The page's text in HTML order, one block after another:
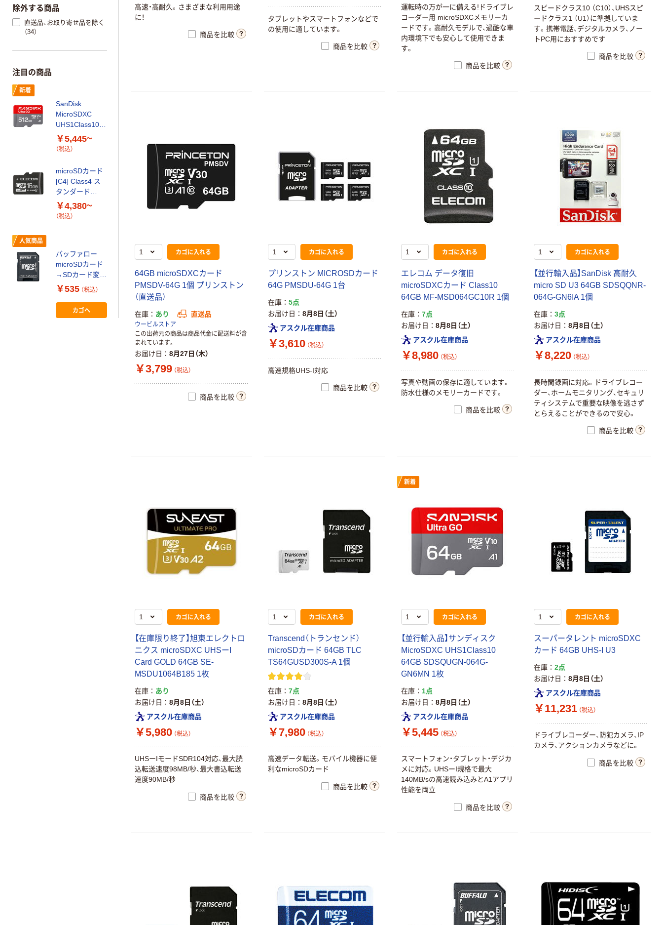
高速・高耐久。さまざまな利用用途
に！
商品を比較
タブレットやスマートフォンなどで
の使用に適しています。
商品を比較
運転時の万が一に備える!ドライブレ
コーダー用 microSDXCメモリーカ
ードです。高耐久モデルで、過酷な車
内環境下でも安心して使用できま
す。
商品を比較
スピードクラス10 （C10）、UHSスピ
ードクラス1 （U1）に準拠していま
す。携帯電話、デジタルカメラ、ノー
トPC用におすすめです
商品を比較
カゴに入れる
64GB microSDXCカード
PMSDV-64G 1個 プリンストン
（直送品）
在庫 あり 直送品
ウービルストア
この出荷元の商品は商品代金に配送料が含
まれています。
お届け日 8月27日（木）
￥3,799 （税込）
商品を比較
カゴに入れる
プリンストン MICROSDカード
64G PMSDU-64G 1台
在庫
5点
お届け日
8月8日（土）
アスクル在庫商品
￥3,610 （税込）
高速規格UHS-I対応
商品を比較
カゴに入れる
エレコム データ復旧
microSDXCカード Class10
64GB MF-MSD064GC10R 1個
在庫
7点
お届け日
8月8日（土）
アスクル在庫商品
￥8,980 （税込）
写真や動画の保存に適しています。
防水仕様のメモリーカードです。
商品を比較
カゴに入れる
【並行輸入品】SanDisk 高耐久
micro SD U3 64GB SDSQQNR-
064G-GN6IA 1個
在庫
3点
お届け日
8月8日（土）
アスクル在庫商品
￥8,220 （税込）
長時間録画に対応。ドライブレコー
ダー、ホームモニタリング、セキュリ
ティシステムで重要な映像を逃さず
とらえることができるので安心。
商品を比較
カゴに入れる
【在庫限り終了】旭東エレクトロ
ニクス microSDXC UHSーI
Card GOLD 64GB SE-
MSDU1064B185 1枚
在庫
あり
お届け日
8月8日（土）
アスクル在庫商品
￥5,980 （税込）
UHSーIモードSDR104対応、最大読
込転送速度98MB/秒、最大書込転送
速度90MB/秒
商品を比較
カゴに入れる
Transcend（トランセンド）
microSDカード 64GB TLC
TS64GUSD300S-A 1個
在庫
7点
お届け日
8月8日（土）
アスクル在庫商品
￥7,980 （税込）
高速データ転送。モバイル機器に便
利なmicroSDカード
商品を比較
新着
カゴに入れる
【並行輸入品】サンディスク
MicroSDXC UHS1Class10
64GB SDSQUGN-064G-
GN6MN 1枚
在庫
1点
お届け日
8月8日（土）
アスクル在庫商品
￥5,445 （税込）
スマートフォン・タブレット・デジカ
メに対応。UHSーI規格で最大
140MB/sの高速読み込みとA1アプリ
性能を両立
商品を比較
カゴに入れる
スーパータレント microSDXC
カード 64GB UHS-I U3
在庫
2点
お届け日
8月8日（土）
アスクル在庫商品
￥11,231 （税込）
ドライブレコーダー、防犯カメラ、IP
カメラ、アクションカメラなどに。
商品を比較
除外する商品
直送品、お取り寄せ品を除く
（34）
注目の商品
新着
SanDisk
MicroSDXC
UHS1Class10
SDSQUGN
GN6MN
￥5,445~
（税込）
microSDカード
[C4] Class4 ス
タンダード
16/32 GB エレ
コム
￥4,380~
（税込）
人気商品
バッファロー
microSDカード
→SDカード変換
アダプター
￥535 （税込）
カゴへ